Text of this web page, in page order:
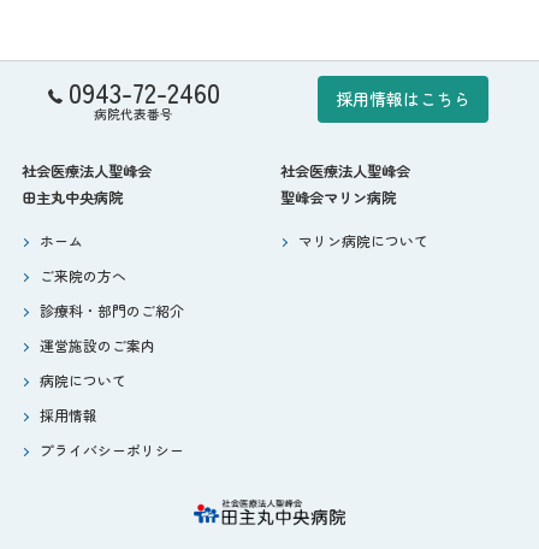
0943-72-2460
病院代表番号
採用情報はこちら
社会医療法人聖峰会
田主丸中央病院
ホーム
ご来院の方へ
診療科・部門のご紹介
運営施設のご案内
病院について
採用情報
プライバシーポリシー
社会医療法人聖峰会
聖峰会マリン病院
マリン病院について